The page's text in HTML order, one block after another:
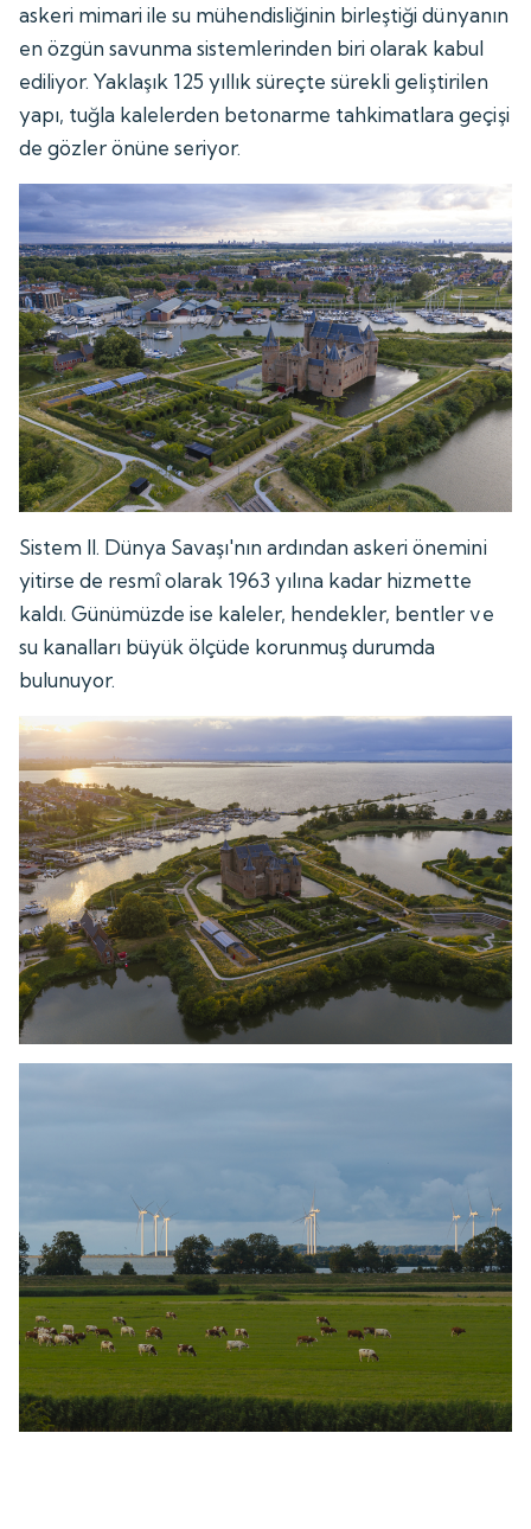
askeri mimari ile su mühendisliğinin birleştiği dünyanın
en özgün savunma sistemlerinden biri olarak kabul
ediliyor. Yaklaşık 125 yıllık süreçte sürekli geliştirilen
yapı, tuğla kalelerden betonarme tahkimatlara geçişi
de gözler önüne seriyor.
Sistem II. Dünya Savaşı'nın ardından askeri önemini
yitirse de resmî olarak 1963 yılına kadar hizmette
kaldı. Günümüzde ise kaleler, hendekler, bentler ve
su kanalları büyük ölçüde korunmuş durumda
bulunuyor.